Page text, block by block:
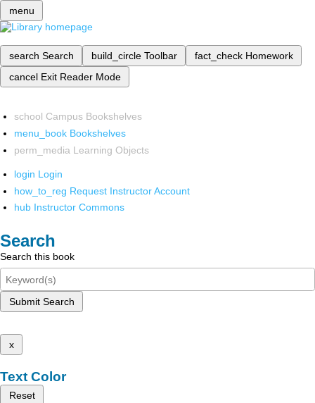
menu
search Search build_circle Toolbar fact_check Homework
cancel Exit Reader Mode
school Campus Bookshelves
menu_book Bookshelves
perm_media Learning Objects
login Login
how_to_reg Request Instructor Account
hub Instructor Commons
Search
Search this book
Submit Search
x
Text Color
Reset